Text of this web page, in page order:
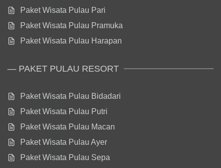
Paket Wisata Pulau Pari
Paket Wisata Pulau Pramuka
Paket Wisata Pulau Harapan
— PAKET PULAU RESORT
Paket Wisata Pulau Bidadari
Paket Wisata Pulau Putri
Paket Wisata Pulau Macan
Paket Wisata Pulau Ayer
Paket Wisata Pulau Sepa